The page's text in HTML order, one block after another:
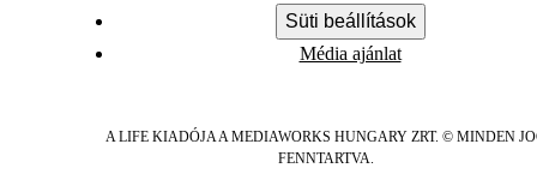
Süti beállítások
Média ajánlat
A LIFE KIADÓJA A MEDIAWORKS HUNGARY ZRT. © MINDEN
FENNTARTVA.